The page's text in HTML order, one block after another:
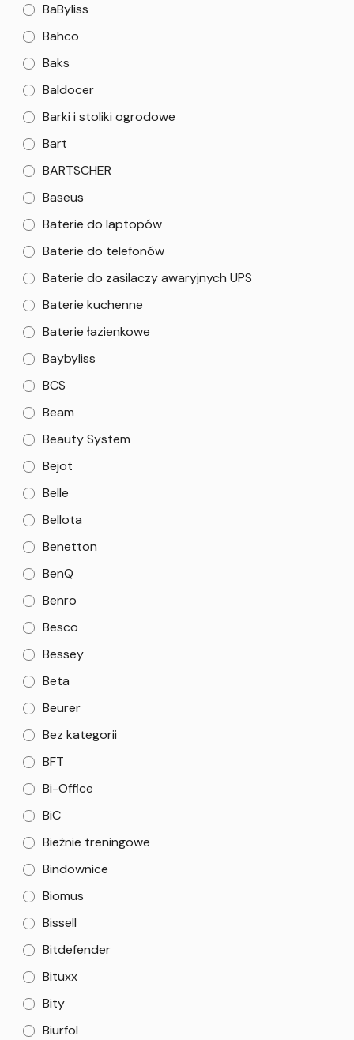
BaByliss
Bahco
Baks
Baldocer
Barki i stoliki ogrodowe
Bart
BARTSCHER
Baseus
Baterie do laptopów
Baterie do telefonów
Baterie do zasilaczy awaryjnych UPS
Baterie kuchenne
Baterie łazienkowe
Baybyliss
BCS
Beam
Beauty System
Bejot
Belle
Bellota
Benetton
BenQ
Benro
Besco
Bessey
Beta
Beurer
Bez kategorii
BFT
Bi-Office
BiC
Bieżnie treningowe
Bindownice
Biomus
Bissell
Bitdefender
Bituxx
Bity
Biurfol